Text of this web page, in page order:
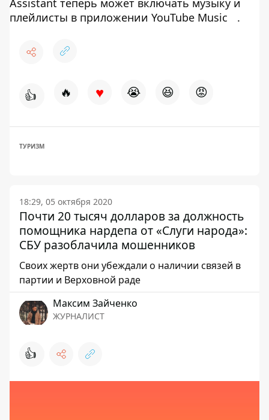
Assistant теперь может включать музыку и
плейлисты в приложении YouTube Music
.
👍 🔥 ♥ 😭 😆 😡
ТУРИЗМ
18:29, 05 октября 2020
Почти 20 тысяч долларов за должность
помощника нардепа от «Слуги народа»:
СБУ разоблачила мошенников
Своих жертв они убеждали о наличии связей в
партии и Верховной раде
Максим Зайченко
ЖУРНАЛИСТ
👍